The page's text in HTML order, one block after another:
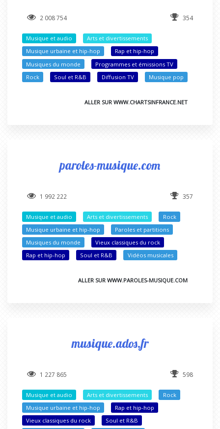
2 008 754 354
Musique et audio
Arts et divertissements
Musique urbaine et hip-hop
Rap et hip-hop
Musiques du monde
Programmes et émissions TV
Rock
Soul et R&B Diffusion TV Musique pop
ALLER SUR WWW.CHARTSINFRANCE.NET
paroles-musique.com
1 992 222 357
Musique et audio Arts et divertissements
Rock
Musique urbaine et hip-hop
Paroles et partitions
Musiques du monde
Vieux classiques du rock
Rap et hip-hop
Soul et R&B Vidéos musicales
ALLER SUR WWW.PAROLES-MUSIQUE.COM
musique.ados.fr
1 227 865 598
Musique et audio Arts et divertissements
Rock
Musique urbaine et hip-hop
Rap et hip-hop
Vieux classiques du rock
Soul et R&B